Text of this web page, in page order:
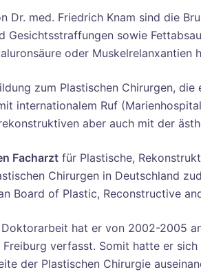
Dr. med. Friedrich Knam sind die
Gesichtsstraffungen sowie
oder Muskelrelanxantien
zum Plastischen Chirurgen,
internationalem Ruf
aber auch mit der
Facharzt für Plastische,
Chirurgen in Deutschland
Board of Plastic, Reconstructive
hat er von 2002-2005
verfasst. Somit hatte er
der Plastischen Chirurgie